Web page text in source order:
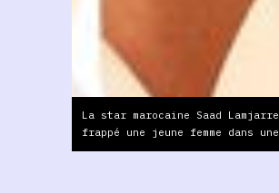
La star marocaine Saad
frappé une jeune femme dans